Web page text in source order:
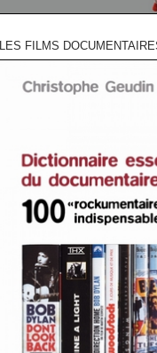
LES FILMS